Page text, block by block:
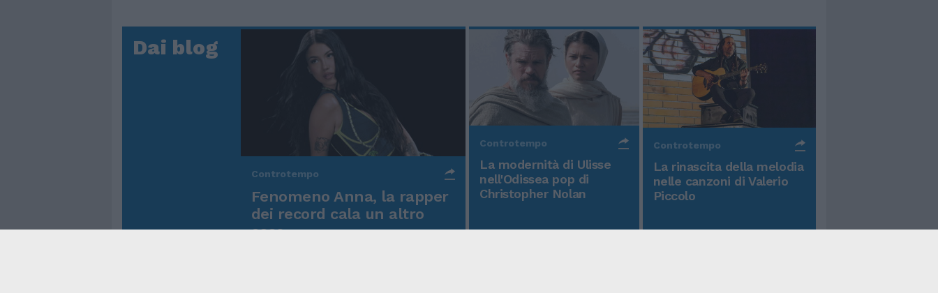
Dai blog
Controtempo
Fenomeno Anna, la rapper
dei record cala un altro
asso
Controtempo
La modernità di Ulisse
nell'Odissea pop di
Christopher Nolan
Controtempo
La rinascita della melodia
nelle canzoni di Valerio
Piccolo